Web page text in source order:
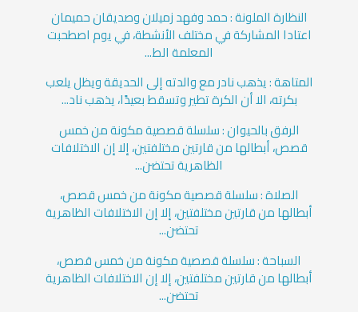
النظارة الملونة : حمد وفهد زميلان وصديقان حميمان
اعتادا المشاركة في مختلف الأنشطة، في يوم اصطحبت
المعلمة الط...
المتاهة : يذهب نادر مع والدته إلى الحديقة ويظل يلعب
بكرته، الا أن الكرة تطير وتسقط بعيدًا، يذهب ناد...
الرفق بالحيوان : سلسلة قصصية مكونة من خمس
قصص، أبطالها من قارتين مختلفتين، إلا إن الاختلافات
الظاهرية تحتضن...
الصلاة : سلسلة قصصية مكونة من خمس قصص،
أبطالها من قارتين مختلفتين، إلا إن الاختلافات الظاهرية
تحتضن...
السباحة : سلسلة قصصية مكونة من خمس قصص،
أبطالها من قارتين مختلفتين، إلا إن الاختلافات الظاهرية
تحتضن...